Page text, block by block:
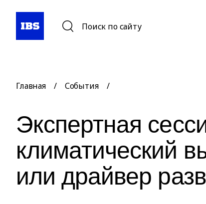
Поиск по сайту
Главная / События /
Экспертная
климатический
или драйвер